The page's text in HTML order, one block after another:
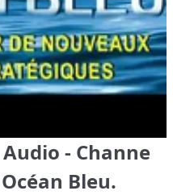
- Channe
Bleu.